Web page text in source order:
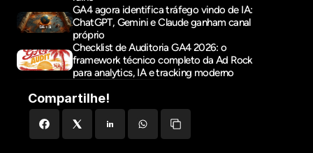
GA4 agora identifica tráfego vindo de IA:
ChatGPT, Gemini e Claude ganham canal
próprio
Checklist de Auditoria GA4 2026: o
framework técnico completo da Ad Rock
para analytics, IA e tracking moderno
Compartilhe!